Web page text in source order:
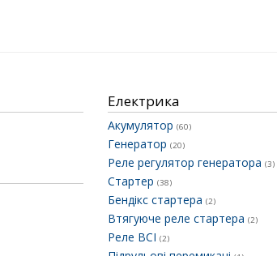
Електрика
Акумулятор (60)
Генератор (20)
Реле регулятор генератора (3)
Стартер (38)
Бендікс стартера (2)
Втягуюче реле стартера (2)
Реле ВСІ (2)